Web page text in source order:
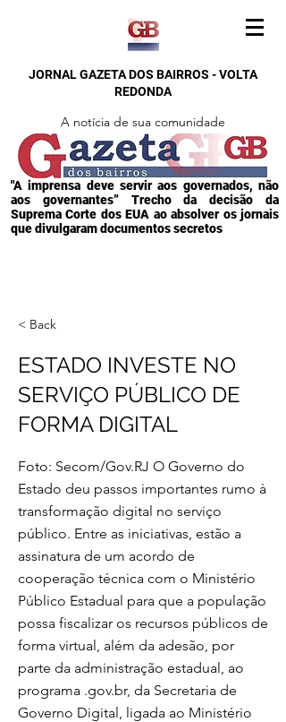
JORNAL GAZETA DOS BAIRROS - VOLTA
REDONDA
A notícia de sua comunidade
"A imprensa deve servir aos governados, não
aos governantes” Trecho da decisão da
Suprema Corte dos EUA ao absolver os jornais
que divulgaram documentos secretos
< Back
ESTADO INVESTE NO
SERVIÇO PÚBLICO DE
FORMA DIGITAL
Foto: Secom/Gov.RJ O Governo do
Estado deu passos importantes rumo à
transformação digital no serviço
público. Entre as iniciativas, estão a
assinatura de um acordo de
cooperação técnica com o Ministério
Público Estadual para que a população
possa fiscalizar os recursos públicos de
forma virtual, além da adesão, por
parte da administração estadual, ao
programa .gov.br, da Secretaria de
Governo Digital, ligada ao Ministério